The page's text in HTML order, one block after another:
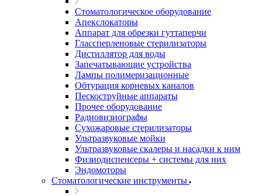
Стоматологическое оборудование
Апекслокаторы
Аппарат для обрезки гуттаперчи
Глассперленовые стерилизаторы
Дистиллятор для воды
Запечатывающие устройства
Лампы полимеризационные
Обтурация корневых каналов
Пескоструйные аппараты
Прочее оборудование
Радиовизиографы
Сухожаровые стерилизаторы
Ультразвуковые мойки
Ультразвуковые скалеры и насадки к ним
Физиодиспенсеры + системы для них
Эндомоторы
Стоматологические инструменты